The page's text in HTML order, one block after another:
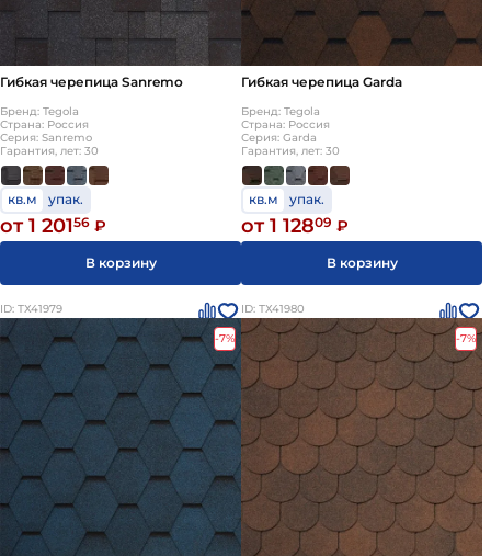
Гибкая черепица Sanremo
Бренд: Tegola
Страна: Россия
Серия: Sanremo
Гарантия, лет: 30
кв.м упак.
от 1 20156 ₽
В корзину
Гибкая черепица Garda
Бренд: Tegola
Страна: Россия
Серия: Garda
Гарантия, лет: 30
кв.м упак.
от 1 12809 ₽
В корзину
ID: ТХ41979
-7%
ID: ТХ41980
-7%